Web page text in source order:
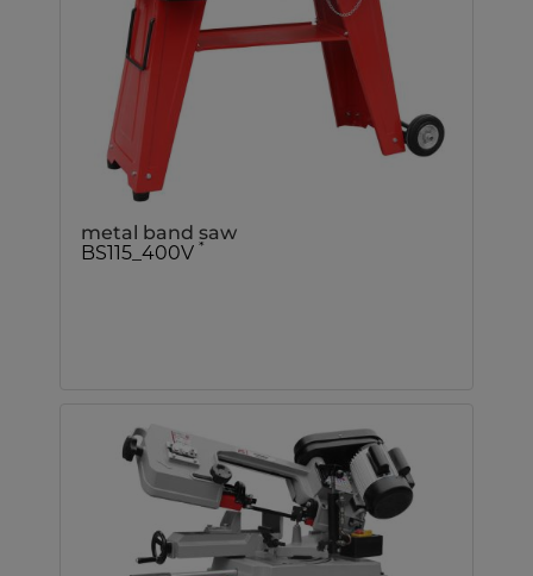
metal band saw
BS115_400V *